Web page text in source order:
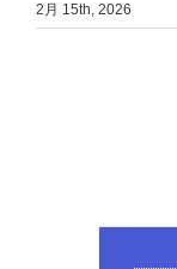
2月 15th, 2026